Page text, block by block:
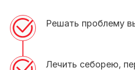
Решать проблему
Лечить себорею,